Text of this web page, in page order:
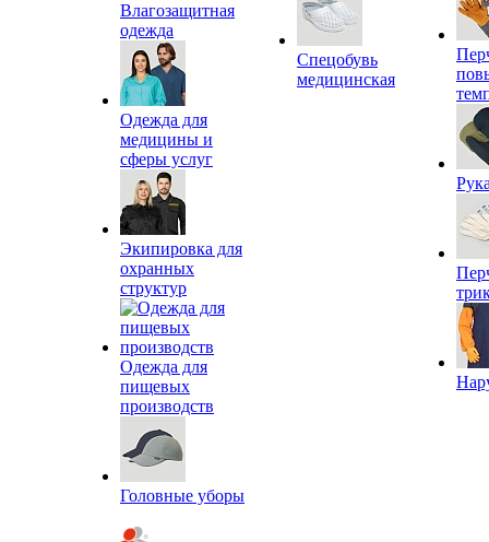
Влагозащитная
одежда
Одежда для
медицины и
сферы услуг
Экипировка для
охранных
структур
Одежда для
пищевых
производств
Головные уборы
Спецобувь
медицинская